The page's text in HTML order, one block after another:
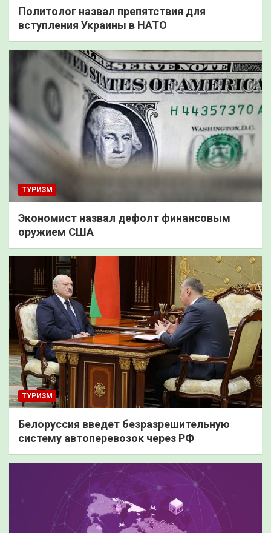
Политолог назвал препятствия для
вступления Украины в НАТО
ТУРИЗМ
Экономист назвал дефолт финансовым
оружием США
ТУРИЗМ
Белоруссия введет безразрешительную
систему автоперевозок через РФ